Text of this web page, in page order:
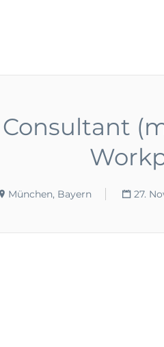
München, Bayern 27.